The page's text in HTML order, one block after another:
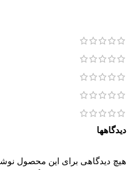
دیدگاهها
هیچ دیدگاهی برای این محصول